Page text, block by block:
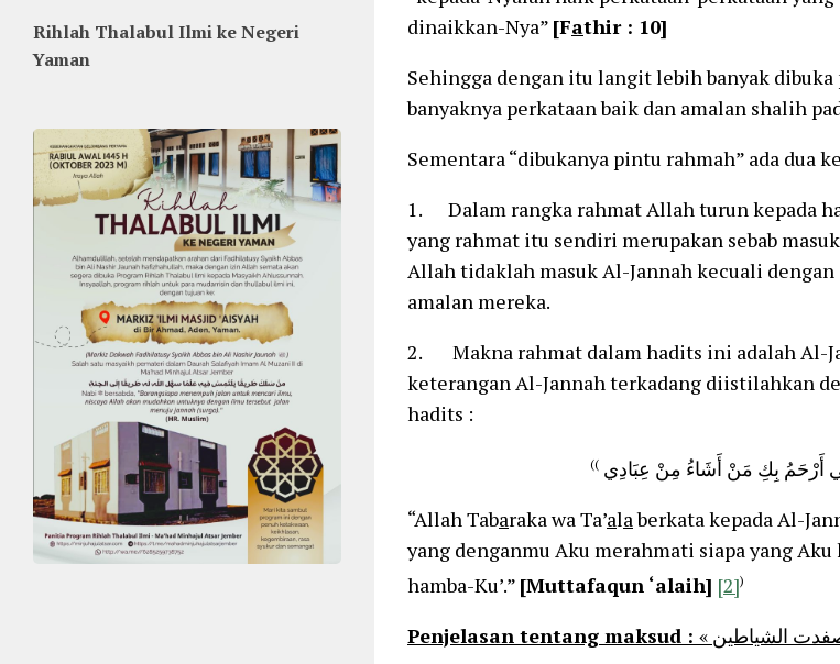
dinaikkan-Nya” [Fathir : 10]
Sehingga dengan itu langit lebih banyak dibuka
banyaknya perkataan baik dan amalan shalih
Sementara “dibukanya pintu rahmah” ada dua
1. Dalam rangka rahmat Allah turun kepada
yang rahmat itu sendiri merupakan sebab
Allah tidaklah masuk Al-Jannah kecuali
amalan mereka.
2. Makna rahmat dalam hadits ini adalah Al-
keterangan Al-Jannah terkadang diistilahkan
hadits :
أَرْحَمُ بِكِ مَنْ أَشَاءُ مِنْ عِبَادِي ))
“Allah Tabaraka wa Ta’alaberkata kepada Al-
yang denganmu Aku merahmati siapa yang
hamba-Ku’.” [Muttafaqun ‘alaih] [2])
Penjelasan tentang maksud :
Rihlah Thalabul Ilmi ke Negeri
Yaman